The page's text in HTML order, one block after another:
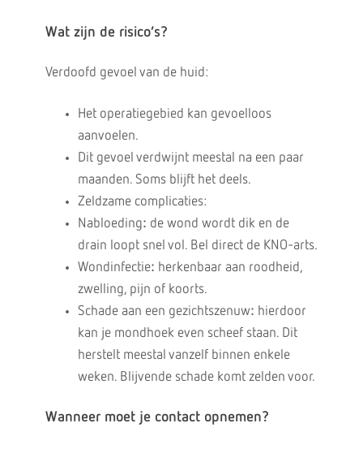
Wat zijn de risico’s?
Verdoofd gevoel van de huid:
Het operatiegebied kan gevoelloos
aanvoelen.
Dit gevoel verdwijnt meestal na een paar
maanden. Soms blijft het deels.
Zeldzame complicaties:
Nabloeding: de wond wordt dik en de
drain loopt snel vol. Bel direct de KNO-arts.
Wondinfectie: herkenbaar aan roodheid,
zwelling, pijn of koorts.
Schade aan een gezichtszenuw: hierdoor
kan je mondhoek even scheef staan. Dit
herstelt meestal vanzelf binnen enkele
weken. Blijvende schade komt zelden voor.
Wanneer moet je contact opnemen?